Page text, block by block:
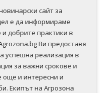
сайт за
е да информираме
и добрите практики в
Ви предоставя
успешна реализация в
за важни срокове и
още и интересни и
Екипът на Агрозона